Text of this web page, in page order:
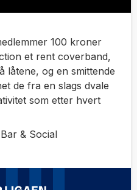
100 kroner
et rent coverband,
låtene, og en smittende
de fra en slags dvale
som etter hvert
& Social